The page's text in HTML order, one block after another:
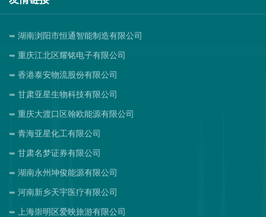
湖南浏阳市恒通智能制造有限公司
重庆江北区耀铭电子有限公司
香港泰安物流股份有限公司
甘肃亚星生物科技有限公司
重庆大渡口区翰欧能源有限公司
青海亚星化工有限公司
甘肃名梦证券有限公司
湖南永州坤俊能源有限公司
河南新乡天宇医疗有限公司
上海崇明区爱映旅游有限公司